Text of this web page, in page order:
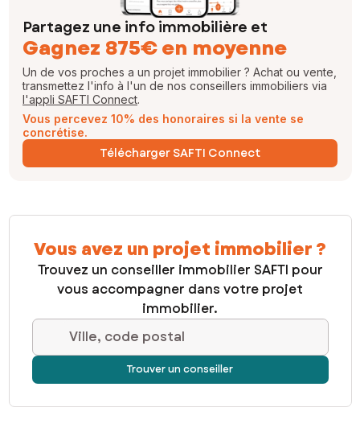
Partagez une info immobilière et
Gagnez 875€ en moyenne
Un de vos proches a un projet immobilier ? Achat ou vente,
transmettez l'info à l'un de nos conseillers immobiliers via
l'appli SAFTI Connect.
Vous percevez 10% des honoraires si la vente se
concrétise.
Télécharger SAFTI Connect
Vous avez un projet immobilier ?
Trouvez un conseiller immobilier SAFTI pour
vous accompagner dans votre projet
immobilier.
Ville, code postal
Trouver un conseiller